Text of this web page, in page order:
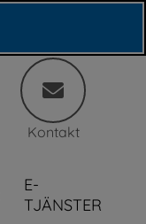
Kontakt
E-
TJÄNSTER